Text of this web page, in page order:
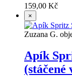
159,00 Kč
×
Zuzana G.
Apík
(stáčené